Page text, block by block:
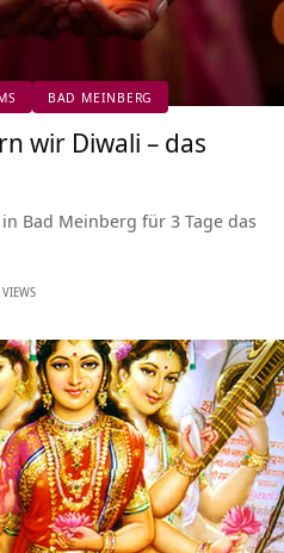
BAD MEINBERG
wir Diwali – das
Bad Meinberg für 3 Tage das